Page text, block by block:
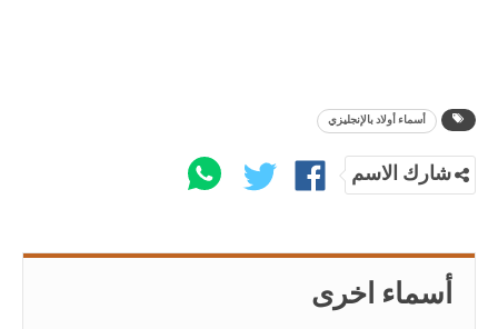
أسماء أولاد بالإنجليزي
شارك الاسم
أسماء اخرى